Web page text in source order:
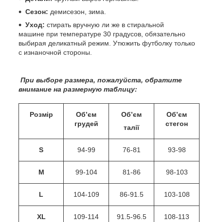
Сезон: демисезон, зима.
Уход: стирать вручную ли же в стиральной
машине при температуре 30 градусов, обязательно
выбирая деликатный режим. Утюжить футболку только
с изнаночной стороны.
При выборе размера, пожалуйста, обратите
внимание на размерную таблицу:
Розмір Об’єм
грудей
Об’єм
талії
Об’єм
стегон
S 94-99 76-81 93-98
M 99-104 81-86 98-103
L 104-109 86-91.5 103-108
XL 109-114 91.5-96.5 108-113